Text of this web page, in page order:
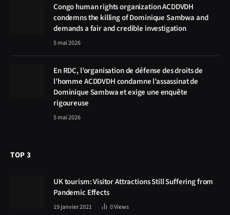
Congo human rights organization ACDDVDH
condemns the killing of Dominique Sambwa and
demands a fair and credible investigation
5 mai 2026
En RDC, l’organisation de défense des droits de
l’homme ACDDVDH condamne l’assassinat de
Dominique Sambwa et exige une enquête
rigoureuse
5 mai 2026
TOP 3
UK tourism: Visitor Attractions Still Suffering from
Pandemic Effects
19 janvier 2021 0Views